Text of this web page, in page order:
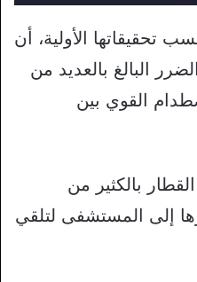
الأولية، أن
البالغ بالعديد من
القوي بين
بالكثير من
إلى المستشفى لتلقي